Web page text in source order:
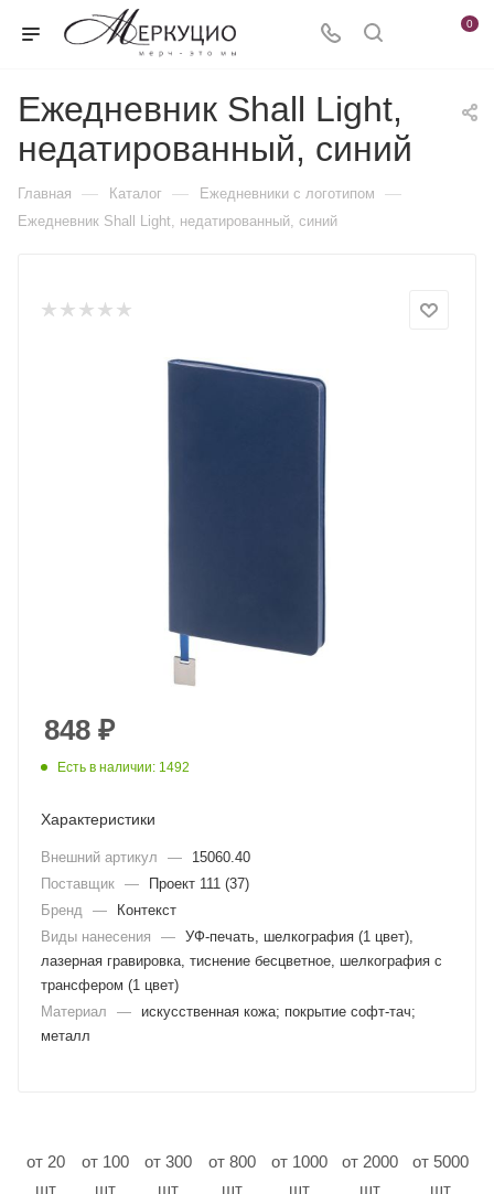
0
Ежедневник Shall Light,
недатированный, синий
Главная — Каталог — Ежедневники c логотипом —
Ежедневник Shall Light, недатированный, синий
848 ₽
Есть в наличии: 1492
Характеристики
Внешний артикул —
15060.40
Поставщик —
Проект 111 (37)
Бренд
—
Контекст
Виды нанесения
— УФ-печать, шелкография (1 цвет),
лазерная гравировка, тиснение бесцветное, шелкография с
трансфером (1 цвет)
Материал
—
искусственная кожа; покрытие софт-тач;
металл
от 20
шт
от 100
шт
от 300
шт
от 800
шт
от 1000
шт
от 2000
шт
от 5000
шт